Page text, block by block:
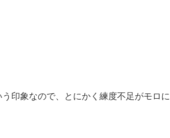
印象なので、とにかく練度不足がモロ